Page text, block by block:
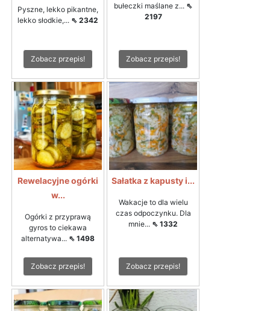
Pyszne, lekko pikantne,
lekko słodkie,... ⇖ 2342
Zobacz przepis!
bułeczki maślane z... ⇖
2197
Zobacz przepis!
Rewelacyjne ogórki
w...
Ogórki z przyprawą
gyros to ciekawa
alternatywa... ⇖ 1498
Zobacz przepis!
Sałatka z kapusty i...
Wakacje to dla wielu
czas odpoczynku. Dla
mnie... ⇖ 1332
Zobacz przepis!